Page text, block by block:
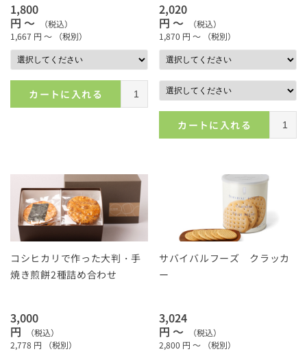
1,800
円 ～
（税込）
1,667 円 ～ （税別）
カートに入れる
2,020
円 ～
（税込）
1,870 円 ～ （税別）
カートに入れる
コシヒカリで作った大判・手
焼き煎餅2種詰め合わせ
3,000
円
（税込）
2,778 円 （税別）
サバイバルフーズ クラッカ
ー
3,024
円 ～
（税込）
2,800 円 ～ （税別）